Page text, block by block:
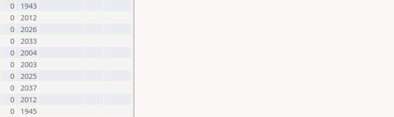
0
1943
0 2012
0 2026
0 2033
0 2004
0 2003
0 2025
0 2037
0 2012
0
1945